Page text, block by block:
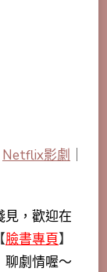
Netflix影劇
見，歡迎在
【臉書專頁】
聊劇情喔～